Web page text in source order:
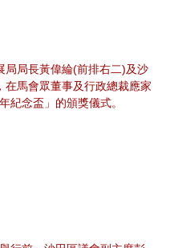
局局長黃偉綸(前排右二)及沙
在馬會眾董事及行政總裁應家
紀念盃」的頒獎儀式。